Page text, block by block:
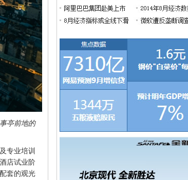
亭前地的
专业培训
店试业阶
套的观光